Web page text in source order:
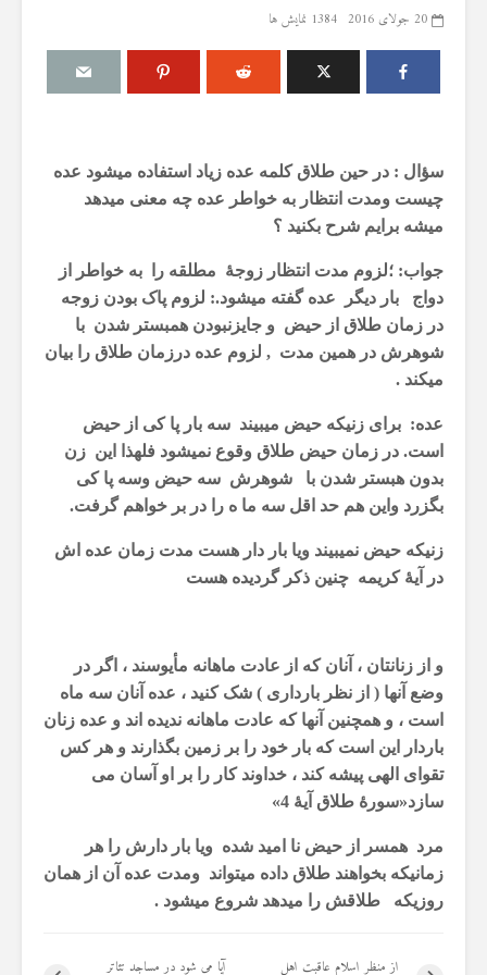
20 جولای 2016 1384 نمایش ها
سؤال : در حین طلاق کلمه عده زیاد استفاده میشود عده
چیست ومدت انتظار به خواطر عده چه معنی میدهد
میشه برایم شرح بکنید ؟
جواب: ؛لزوم مدت انتظار زوجۀ مطلقه را به خواطر از
دواج بار دیگر عده گفته میشود.: لزوم پاک بودن زوجه
در زمان طلاق از حیض و جایزنبودن همبستر شدن با
شوهرش در همین مدت , لزوم عده درزمان طلاق را بیان
میکند .
عده: برای زنیکه حیض میبیند سه بار پا کی از حیض
است. در زمان حیض طلاق وقوع نمیشود فلهذا این زن
بدون هبستر شدن با شوهرش سه حیض وسه پا کی
بگزرد واین هم حد اقل سه ما ه را در بر خواهم گرفت.
زنیکه حیض نمیبیند ویا بار دار هست مدت زمان عده اش
در آیۀ کریمه چنین ذکر گردیده هست
و از زنانتان ، آنان که از عادت ماهانه مأیوسند ، اگر در
وضع آنها ( از نظر بارداری ) شک کنید ، عده آنان سه ماه
است ، و همچنین آنها که عادت ماهانه ندیده اند و عده زنان
باردار این است که بار خود را بر زمین بگذارند و هر کس
تقوای الهی پیشه کند ، خداوند کار را بر او آسان می
سازد«سورۀ طلاق آیۀ 4»
مرد همسر از حیض نا امید شده ویا بار دارش را هر
زمانیکه بخواهند طلاق داده میتواند ومدت عده آن از همان
روزیکه طلاقش را میدهد شروع میشود .
آیا می شود در مساجد تئاتر از منظر اسلام عاقبت اهل
شیطان و دویدن مردان
میان صفا و مروه
20 جولای 2026
28 نمایش ها
شوهرم به سراغ زن دیگری
رفته، اما مرا طلاق
نمی‌دهد. چه باید کرد؟
19 جولای 2026
22 نمایش ها
غیرمسلمان را بکشد، حکم
قصاص درباره او اجرا
می‌شود؟
19 جولای 2026
در آیه ۷۸ سوره واقعه
آیا سوراخ
کشتن آن
دیوار،
8 جولای 2026